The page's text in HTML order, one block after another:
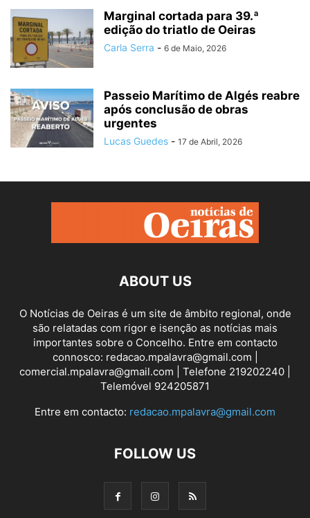
Marginal cortada para 39.ª
edição do triatlo de Oeiras
Carla Serra - 6 de Maio, 2026
Passeio Marítimo de Algés reabre
após conclusão de obras
urgentes
Lucas Guedes - 17 de Abril, 2026
ABOUT US
O Notícias de Oeiras é um site de âmbito regional, onde
são relatadas com rigor e isenção as notícias mais
importantes sobre o Concelho. Entre em contacto
connosco: redacao.mpalavra@gmail.com |
comercial.mpalavra@gmail.com | Telefone 219202240 |
Telemóvel 924205871
Entre em contacto: redacao.mpalavra@gmail.com
FOLLOW US